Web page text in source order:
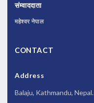
संम्वाददाता
महेश्वर नेपाल
CONTACT
Address
Balaju, Kathmandu, Nepal.